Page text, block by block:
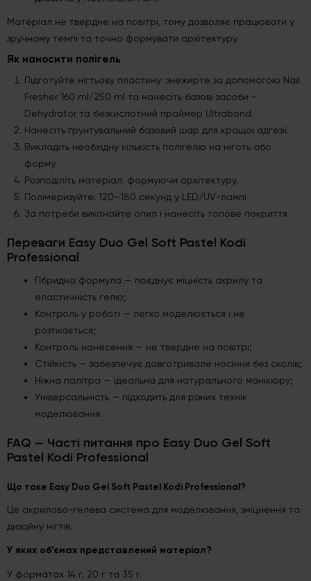
Матеріал не твердне на повітрі, тому дозволяє працювати у
зручному темпі та точно формувати архітектуру.
Як наносити полігель
Підготуйте нігтьову пластину: знежирте за допомогою Nail
Fresher 160 ml/250 ml та нанесіть базові засоби -
Dehydrator та безкислотний праймер Ultrabond.
Нанесіть ґрунтувальний базовий шар для кращої адгезії.
Викладіть необхідну кількість полігелю на ніготь або
форму.
Розподіліть матеріал, формуючи архітектуру.
Полімеризуйте: 120–180 секунд у LED/UV-лампі
За потреби виконайте опил і нанесіть топове покриття.
Переваги Easy Duo Gel Soft Pastel Kodi
Professional
Гібридна формула — поєднує міцність акрилу та
еластичність гелю;
Контроль у роботі — легко моделюється і не
розтікається;
Контроль нанесення — не твердне на повітрі;
Стійкість — забезпечує довготривале носіння без сколів;
Ніжна палітра — ідеальна для натурального манікюру;
Універсальність — підходить для різних технік
моделювання.
FAQ — Часті питання про Easy Duo Gel Soft
Pastel Kodi Professional
Що таке Easy Duo Gel Soft Pastel Kodi Professional?
Це акрилово-гелева система для моделювання, зміцнення та
дизайну нігтів.
У яких об’ємах представлений матеріал?
У форматах 14 г, 20 г та 35 г.